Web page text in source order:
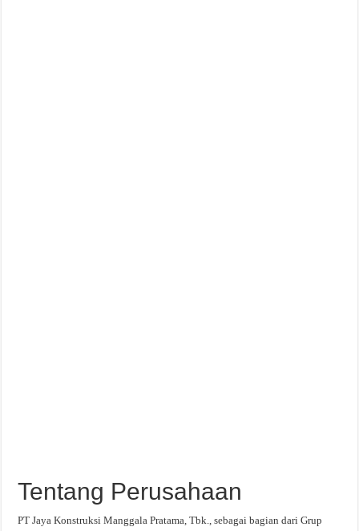
Tentang Perusahaan
PT Jaya Konstruksi Manggala Pratama, Tbk., sebagai bagian dari Grup